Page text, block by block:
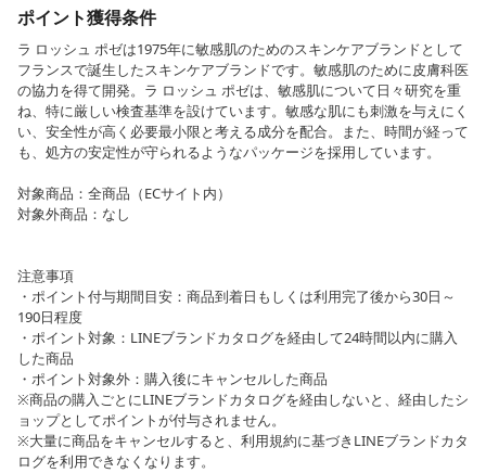
ポイント獲得条件
ラ ロッシュ ポゼは1975年に敏感肌のためのスキンケアブランドとして
フランスで誕生したスキンケアブランドです。敏感肌のために皮膚科医
の協力を得て開発。ラ ロッシュ ポゼは、敏感肌について日々研究を重
ね、特に厳しい検査基準を設けています。敏感な肌にも刺激を与えにく
い、安全性が高く必要最小限と考える成分を配合。また、時間が経って
も、処方の安定性が守られるようなパッケージを採用しています。
対象商品：全商品（ECサイト内）
対象外商品：なし
注意事項
・ポイント付与期間目安：商品到着日もしくは利用完了後から30日～
190日程度
・ポイント対象：LINEブランドカタログを経由して24時間以内に購入
した商品
・ポイント対象外：購入後にキャンセルした商品
※商品の購入ごとにLINEブランドカタログを経由しないと、経由したシ
ョップとしてポイントが付与されません。
※大量に商品をキャンセルすると、利用規約に基づきLINEブランドカタ
ログを利用できなくなります。